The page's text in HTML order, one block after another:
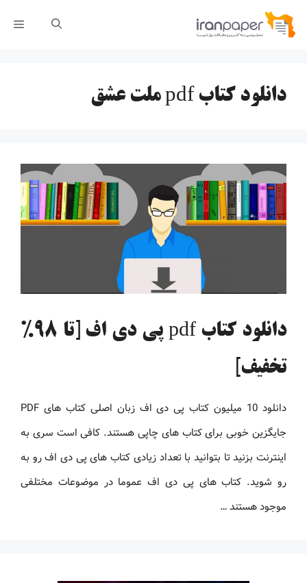
پرش
دانلود کتاب pdf ملت عشق
دانلود کتاب pdf پی دی اف [تا 98%
تخفیف]
دانلود 10 میلیون کتاب پی دی اف زبان اصلی کتاب های PDF
جایگزین خوبی برای کتاب های چاپی هستند. کافی است سری به
اینترنت بزنید تا بتوانید با تعداد زیادی کتاب های پی دی اف رو به
رو شوید. کتاب های پی دی اف عموما در موضوعات مختلفی
موجود هستند …